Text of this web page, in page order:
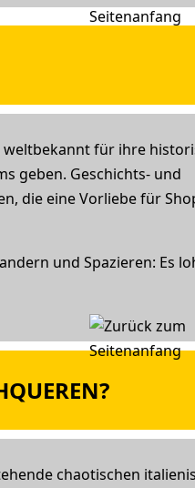
weltbekannt für ihre
geben. Geschichts- und
die eine Vorliebe für
und Spazieren: Es
chaotischen